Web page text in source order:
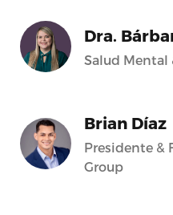
Dra.
Salud Mental
Brian Díaz
Presidente &
Group